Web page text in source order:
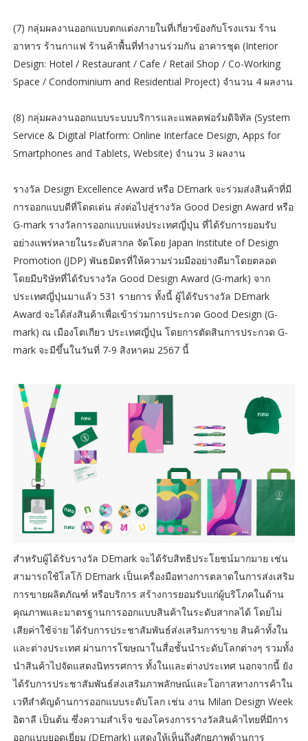
(7) กลุ่มผลงานออกแบบตกแต่งภายในที่เกี่ยวข้องกับโรงแรม ร้าน
อาหาร ร้านกาแฟ ร้านค้าพื้นที่ทํางานร่วมกัน อาคารชุด (Interior
Design: Hotel / Restaurant / Cafe / Retail Shop / Co-Working
Space / Condominium and Residential Project) จำนวน 4 ผลงาน
(8) กลุ่มผลงานออกแบบระบบบริการและแพลตฟอร์มดิจิทัล (System
Service & Digital Platform: Online Interface Design, Apps for
Smartphones and Tablets, Website) จำนวน 3 ผลงาน
รางวัล Design Excellence Award หรือ DEmark จะร่วมส่งสินค้าที่มี
การออกแบบดีที่โดดเด่น ส่งต่อไปสู่รางวัล Good Design Award หรือ
G-mark รางวัลการออกแบบแห่งประเทศญี่ปุ่น ที่ได้รับการยอมรับ
อย่างแพร่หลายในระดับสากล จัดโดย Japan Institute of Design
Promotion (JDP) พันธมิตรที่ให้ความร่วมมืออย่างดีมาโดยตลอด
โดยมีบริษัทที่ได้รับรางวัล Good Design Award (G-mark) จาก
ประเทศญี่ปุ่นมาแล้ว 531 รายการ ทั้งนี้ ผู้ได้รับรางวัล DEmark
Award จะได้ส่งสินค้าเพื่อเข้าร่วมการประกวด Good Design (G-
mark) ณ เมืองโตเกียว ประเทศญี่ปุ่น โดยการตัดสินการประกวด G-
mark จะมีขึ้นในวันที่ 7-9 สิงหาคม 2567 นี้
สำหรับผู้ได้รับรางวัล DEmark จะได้รับสิทธิประโยชน์มากมาย เช่น
สามารถใช้โลโก้ DEmark เป็นเครื่องมือทางการตลาดในการส่งเสริม
การขายผลิตภัณฑ์ หรือบริการ สร้างการยอมรับแก่ผู้บริโภคในด้าน
คุณภาพและมาตรฐานการออกแบบสินค้าในระดับสากลได้ โดยไม่
เสียค่าใช้จ่าย ได้รับการประชาสัมพันธ์ส่งเสริมการขาย สินค้าทั้งใน
และต่างประเทศ ผ่านการโฆษณาในสื่อชั้นนำระดับโลกต่างๆ รวมทั้ง
นำสินค้าไปจัดแสดงนิทรรศการ ทั้งในและต่างประเทศ นอกจากนี้ ยัง
ได้รับการประชาสัมพันธ์ส่งเสริมภาพลักษณ์และโอกาสทางการค้าใน
เวทีสำคัญด้านการออกแบบระดับโลก เช่น งาน Milan Design Week
อิตาลี เป็นต้น ซึ่งความสำเร็จ ของโครงการรางวัลสินค้าไทยที่มีการ
ออกแบบยอดเยี่ยม (DEmark) แสดงให้เห็นถึงศักยภาพด้านการ